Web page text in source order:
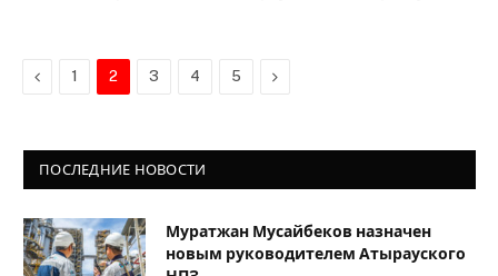
Previous
1 2 3 4 5 Next
ПОСЛЕДНИЕ НОВОСТИ
Муратжан Мусайбеков назначен
новым руководителем Атырауского